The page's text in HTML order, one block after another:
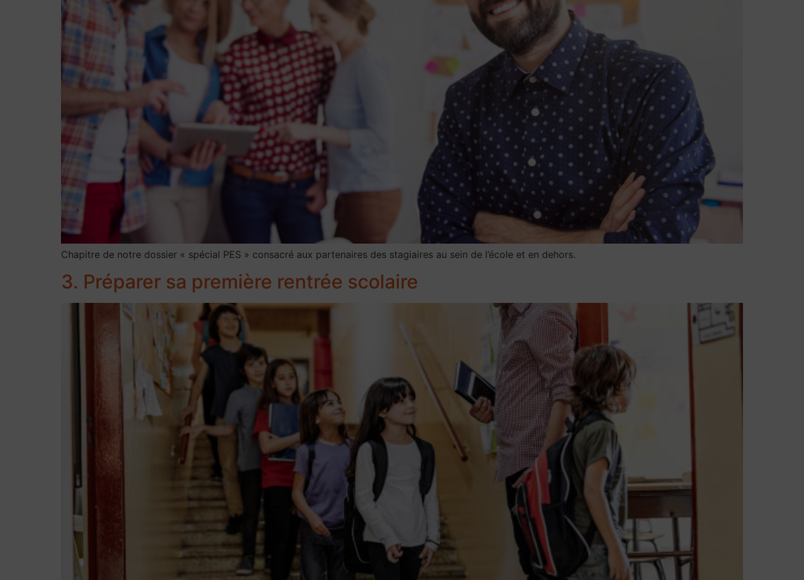
Chapitre de notre dossier « spécial PES » consacré aux partenaires des stagiaires au sein de l’école et en dehors.
3. Préparer sa première rentrée scolaire